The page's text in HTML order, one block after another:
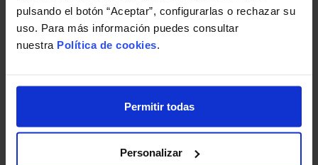
pulsando el botón “Aceptar”, configurarlas o rechazar su
uso. Para más información puedes consultar
nuestra Política de cookies
Permitir todas
Personalizar
¿Cuáles son las señales de advertencia de los
keyloggers?
atención a esto si cree que puede tener un keylogger en
su dispositivo:
Un rendimiento lento.